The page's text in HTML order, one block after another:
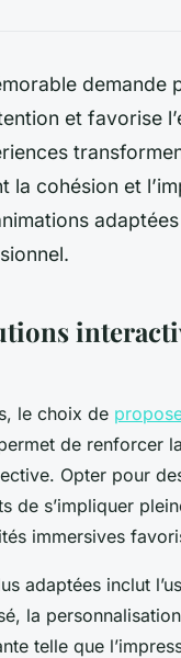
demande
et favorise
la cohésion et
le choix de
de renforcer
Opter pour
de s’impliquer
immersives
adaptées inclut
la
telle que